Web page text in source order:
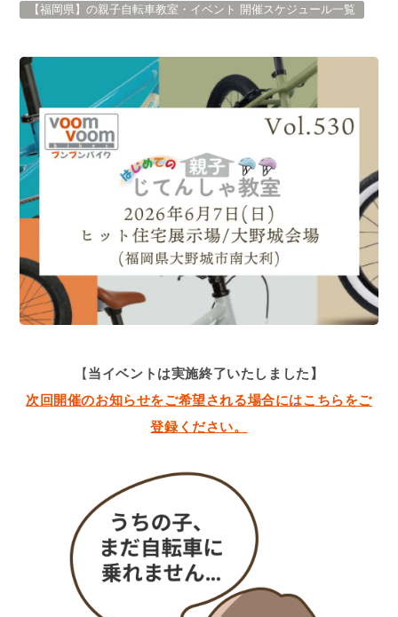
【福岡県】の親子自転車教室・イベント 開催スケジュール一覧
【当イベントは実施終了いたしました】
次回開催のお知らせをご希望される場合にはこちらをご
登録ください。